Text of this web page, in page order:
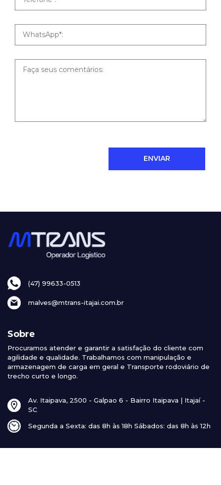
(47) 99633-0513
malves@mtrans-itajai.com.br
Sobre
Procuramos atender e garantir a satisfação do cliente com
agilidade e qualidade. Trabalhamos com manipulação e
armazenagem de carga em geral e Transporte rodoviário de
trecho curto e longo.
Av. Itaipava, 2500 - Galpao 6 - Bairro Itaipava | Itajaí -
SC
Segunda a Sexta: das 8h às 18h Sábados: das 8h às 12h